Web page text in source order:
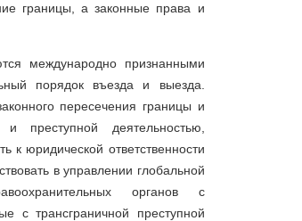
границы, а законные права и
международно признанными
порядок въезда и выезда.
пересечения границы и
преступной деятельностью,
к юридической ответственности
в управлении глобальной
органов с
с трансграничной преступной